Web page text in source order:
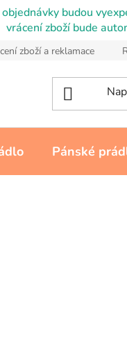
budou
vrácení zboží bude
zboží a reklamace
Pánské